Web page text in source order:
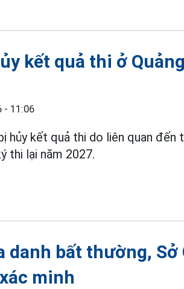
kết quả thi ở
- 11:06
hủy kết quả thi do liên quan
thi lại năm 2027.
danh bất thường, Sở
minh